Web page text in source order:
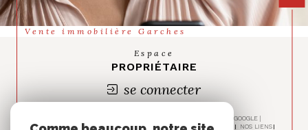
Vente immobilière Garches
Espace
PROPRIÉTAIRE
se connecter
© 2026 | TOUS DROITS RÉSERVÉS | TRADUCTION POWERED BY GOOGLE |
NOS HONORAIRES
PLAN DU SITE MENTIONS LÉGALES ADMIN
NOS LIENS